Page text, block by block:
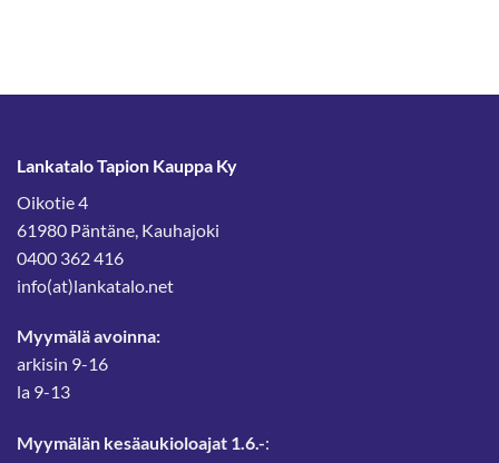
Lankatalo Tapion Kauppa Ky
Oikotie 4
61980 Päntäne, Kauhajoki
0400 362 416
info(at)lankatalo.net
Myymälä avoinna:
arkisin 9-16
la 9-13
Myymälän kesäaukioloajat 1.6.-: